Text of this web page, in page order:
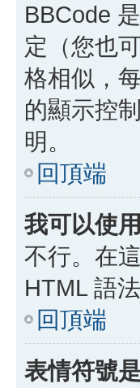
BBCode
定（您也
格相似，
的顯示控
明。
回頂端
我可以使
不行。在
HTML 語
回頂端
表情符號